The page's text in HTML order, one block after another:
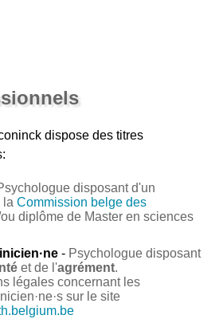
dispose des titres
disposant d'un
laCommission belge des
diplôme de Master en sciences
- Psychologue disposant
et de l'agrément.
légales concernant les
sur le site